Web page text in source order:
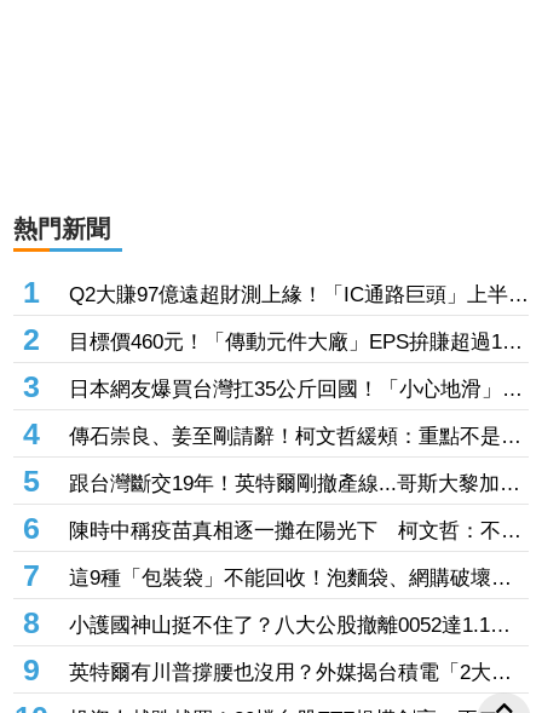
熱門新聞
1
Q2大賺97億遠超財測上緣！「IC通路巨頭」上半年
EPS站上13元 工業與AI應用需求持續復甦加持
2
目標價460元！「傳動元件大廠」EPS拚賺超過1股
本 半導體設備需求爆發、漲價有戲
3
日本網友爆買台灣扛35公斤回國！「小心地滑」告
示牌也帶走 3萬人笑翻
4
傳石崇良、姜至剛請辭！柯文哲緩頰：重點不是誰
下台 是致癌物從哪來、油流去哪
5
跟台灣斷交19年！英特爾剛撤產線...哥斯大黎加連
2年來台參展搶半導體商機
6
陳時中稱疫苗真相逐一攤在陽光下 柯文哲：不要
臉、完全沒天良沒良心
7
這9種「包裝袋」不能回收！泡麵袋、網購破壞袋
都上榜 丟錯最高罰6000元
8
小護國神山挺不住了？八大公股撤離0052達1.1
億 3檔正2遭棄「主動式天公號」也中槍
9
英特爾有川普撐腰也沒用？外媒揭台積電「2大護
城河」逼退轉單：客戶不敢得罪